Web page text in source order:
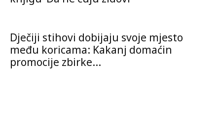
Dječiji stihovi dobijaju svoje mjesto
među koricama: Kakanj domaćin
promocije zbirke...